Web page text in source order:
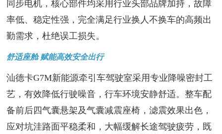
同步电机，核心部件均采用行业头部品牌加持，故障
率低、稳定性强，完全满足行业换人不换车的高频出
勤需求，杜绝误工损失。
舒适座舱 赋能高效安全出行
汕德卡G7M新能源牵引车驾驶室采用专业降噪密封工
艺，有效降低行驶噪音，行车环境安静舒适。整车配
备前后四气囊悬架及气囊减震座椅，滤震效果出色，
应对坑洼路面平稳柔和，大幅缓解长途驾驶疲劳，既